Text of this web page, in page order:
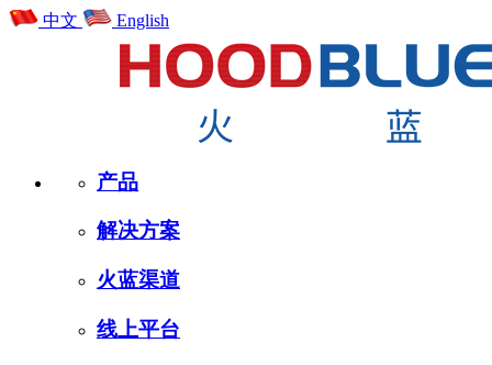
中文 English
产品
解决方案
火蓝渠道
线上平台